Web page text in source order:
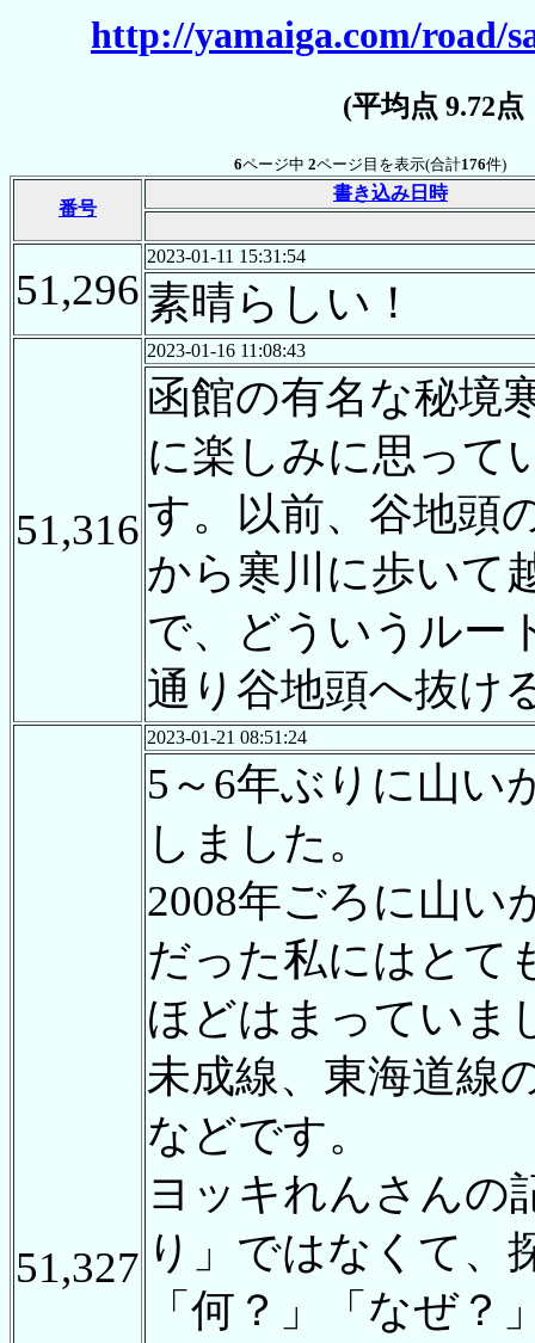
http://yamaiga.com/road/
(平均点 9.72
6ページ中 2ページ目を表示(合計176件)
番号
書き込み日時
51,296
2023-01-11 15:31:54
素晴らしい！
51,316
2023-01-16 11:08:43
函館の有名な秘境
に楽しみに思って
す。以前、谷地頭
から寒川に歩いて
で、どういうルー
通り谷地頭へ抜け
51,327
2023-01-21 08:51:24
5～6年ぶりに山い
しました。
2008年ごろに山い
だった私にはとて
ほどはまっていま
未成線、東海道線
などです。
ヨッキれんさんの
り」ではなくて、
「何？」「なぜ